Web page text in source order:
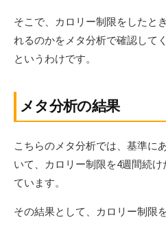
そこで、カロリー制限をしたと
れるのかをメタ分析で確認して
というわけです。
メタ分析の結果
こちらのメタ分析では、基準に
いて、カロリー制限を4週間続
ています。
その結果として、カロリー制限